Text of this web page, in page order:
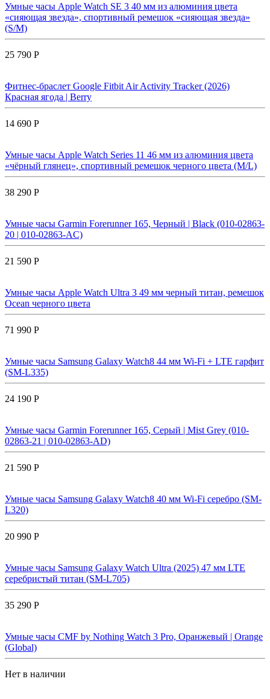
Умные часы Apple Watch SE 3 40 мм из алюминия цвета
«сияющая звезда», спортивный ремешок «сияющая звезда»
(S/M)
25 790 Р
Фитнес-браслет Google Fitbit Air Activity Tracker (2026)
Красная ягода | Berry
14 690 Р
Умные часы Apple Watch Series 11 46 мм из алюминия цвета
«чёрный глянец», спортивный ремешок черного цвета (M/L)
38 290 Р
Умные часы Garmin Forerunner 165, Черный | Black (010-02863-
20 | 010-02863-AC)
21 590 Р
Умные часы Apple Watch Ultra 3 49 мм черный титан, ремешок
Ocean черного цвета
71 990 Р
Умные часы Samsung Galaxy Watch8 44 мм Wi-Fi + LTE гарфит
(SM-L335)
24 190 Р
Умные часы Garmin Forerunner 165, Серый | Mist Grey (010-
02863-21 | 010-02863-AD)
21 590 Р
Умные часы Samsung Galaxy Watch8 40 мм Wi-Fi серебро (SM-
L320)
20 990 Р
Умные часы Samsung Galaxy Watch Ultra (2025) 47 мм LTE
серебристый титан (SM-L705)
35 290 Р
Умные часы CMF by Nothing Watch 3 Pro, Оранжевый | Orange
(Global)
Нет в наличии